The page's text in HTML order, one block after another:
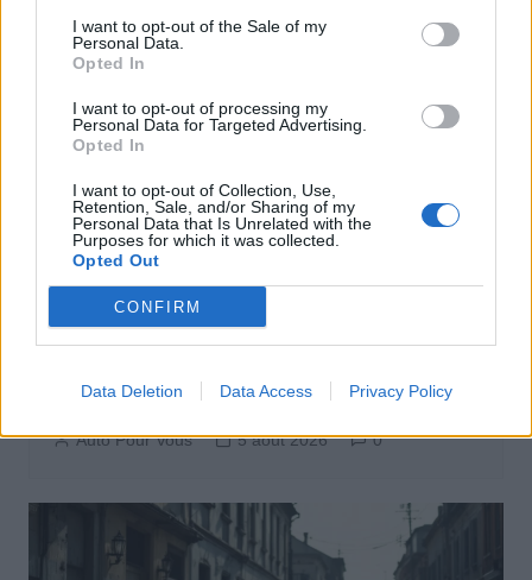
I want to opt-out of the Sale of my
Personal Data.
Opted In
I want to opt-out of processing my
Personal Data for Targeted Advertising.
Opted In
I want to opt-out of Collection, Use,
Retention, Sale, and/or Sharing of my
Personal Data that Is Unrelated with the
Purposes for which it was collected.
Opted Out
CONFIRM
Data Deletion Data Access Privacy Policy
Actus Info
des voitures électriques
Auto Pour Vous 5 août 2026 0